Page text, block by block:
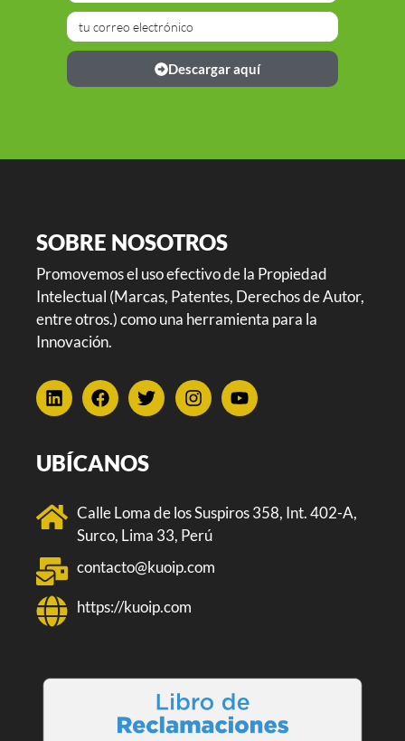
Descargar aquí
SOBRE NOSOTROS
Promovemos el uso efectivo de la Propiedad
Intelectual (Marcas, Patentes, Derechos de Autor,
entre otros.) como una herramienta para la
Innovación.
UBÍCANOS
Calle Loma de los Suspiros 358, Int. 402-A,
Surco, Lima 33, Perú
contacto@kuoip.com
https://kuoip.com